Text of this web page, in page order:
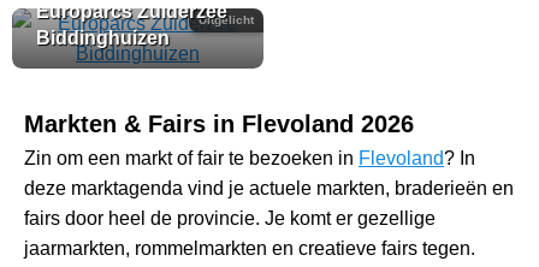
Uitgelicht
Europarcs Zuiderzee
Biddinghuizen
Markten & Fairs in Flevoland 2026
Zin om een markt of fair te bezoeken in Flevoland? In
deze marktagenda vind je actuele markten, braderieën en
fairs door heel de provincie. Je komt er gezellige
jaarmarkten, rommelmarkten en creatieve fairs tegen.